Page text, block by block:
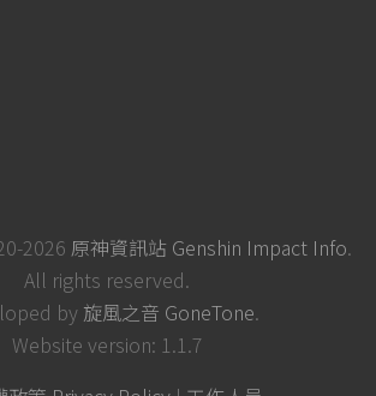
2026 原神資訊站 Genshin Impact Info.
All rights reserved.
by 旋風之音 GoneTone.
Website version: 1.1.7